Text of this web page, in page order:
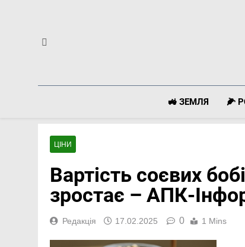
🚜 ЗЕМЛЯ 🌽
ЦІНИ
Вартість соєвих
зростає – АПК-
Редакція 17.02.2025 0 1 Mins